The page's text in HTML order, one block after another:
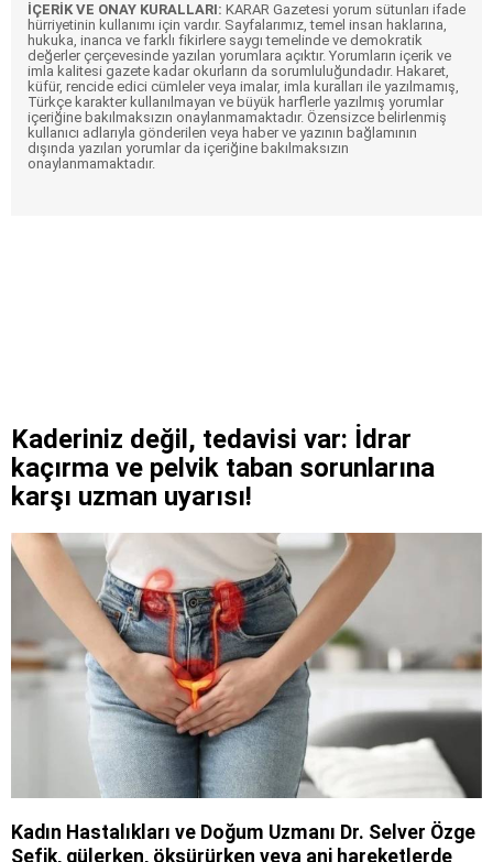
İÇERİK VE ONAY KURALLARI: KARAR Gazetesi yorum sütunları ifade
hürriyetinin kullanımı için vardır. Sayfalarımız, temel insan haklarına,
hukuka, inanca ve farklı fikirlere saygı temelinde ve demokratik
değerler çerçevesinde yazılan yorumlara açıktır. Yorumların içerik ve
imla kalitesi gazete kadar okurların da sorumluluğundadır. Hakaret,
küfür, rencide edici cümleler veya imalar, imla kuralları ile yazılmamış,
Türkçe karakter kullanılmayan ve büyük harflerle yazılmış yorumlar
içeriğine bakılmaksızın onaylanmamaktadır. Özensizce belirlenmiş
kullanıcı adlarıyla gönderilen veya haber ve yazının bağlamının
dışında yazılan yorumlar da içeriğine bakılmaksızın
onaylanmamaktadır.
Kaderiniz değil, tedavisi var: İdrar
kaçırma ve pelvik taban sorunlarına
karşı uzman uyarısı!
Kadın Hastalıkları ve Doğum Uzmanı Dr. Selver Özge
Şefik, gülerken, öksürürken veya ani hareketlerde